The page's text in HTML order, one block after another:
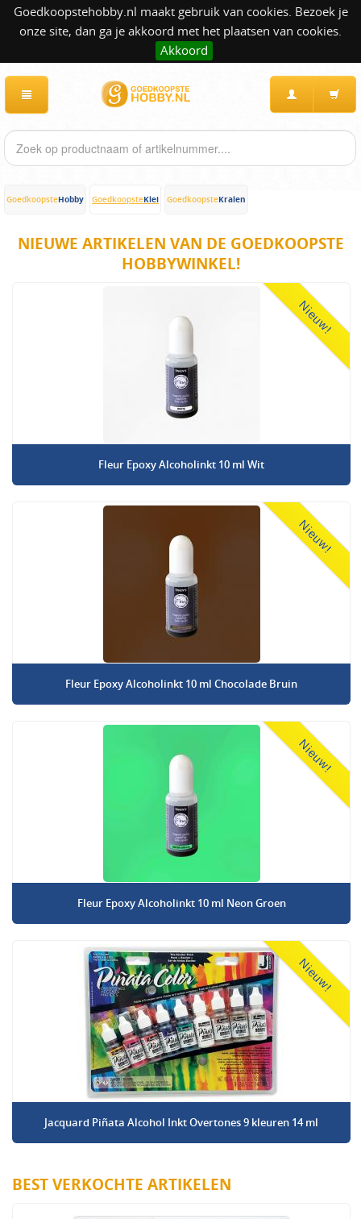
Goedkoopstehobby.nl maakt gebruik van cookies. Bezoek je
onze site, dan ga je akkoord met het plaatsen van cookies.
Akkoord
GoedkoopsteHobby GoedkoopsteKlei GoedkoopsteKralen
NIEUWE ARTIKELEN VAN DE GOEDKOOPSTE
HOBBYWINKEL!
Nieuw!
Fleur Epoxy Alcoholinkt 10 ml Wit
Nieuw!
Fleur Epoxy Alcoholinkt 10 ml Chocolade Bruin
Nieuw!
Fleur Epoxy Alcoholinkt 10 ml Neon Groen
Nieuw!
Jacquard Piñata Alcohol Inkt Overtones 9 kleuren 14 ml
BEST VERKOCHTE ARTIKELEN